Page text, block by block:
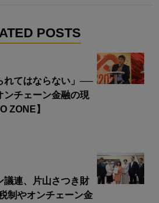
POSTS
れてはならない」──
ンチェーン金融の現
ZONE】
議連、片山さつき財
制やオンチェーン金